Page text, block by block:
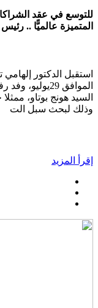
للتوسع في عقد
المتميزة عالميًّا ..
استقبل الدكتور إلهامي
الموافق
السيد هونج بوتاو،
وذلك لبحث سبل الت
إقرأ المزيد